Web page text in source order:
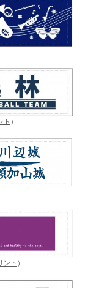
ト ）
ント ）